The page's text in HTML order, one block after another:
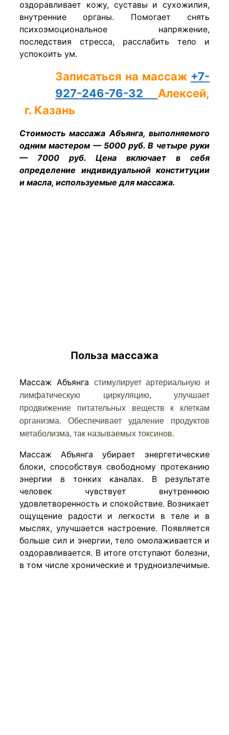
оздоравливает кожу, суставы и сухожилия,
внутренние органы. Помогает снять
психоэмоциональное напряжение,
последствия стресса, расслабить тело и
успокоить ум.
Записаться на массаж +7-
927-246-76-32 Алексей,
г. Казань
Стоимость массажа Абъянга, выполняемого
одним мастером — 5000 руб. В четыре руки
— 7000 руб. Цена включает в себя
определение индивидуальной конституции
и масла, используемые для массажа.
Польза массажа
Массаж Абъянга
стимулирует артериальную и
лимфатическую циркуляцию, улучшает
продвижение питательных веществ к клеткам
организма. Обеспечивает удаление продуктов
метаболизма, так называемых токсинов.
Массаж Абъянга убирает энергетические
блоки, способствуя свободному протеканию
энергии в тонких каналах. В результате
человек чувствует внутреннюю
удовлетворенность и спокойствие. Возникает
ощущение радости и легкости в теле и в
мыслях, улучшается настроение. Появляется
больше сил и энергии, тело омолаживается и
оздоравливается. В итоге отступают болезни,
в том числе хронические и трудноизлечимые.